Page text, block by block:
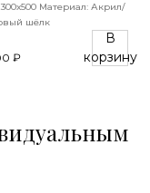
Материал: Акрил/
шёлк
₽
В
корзину